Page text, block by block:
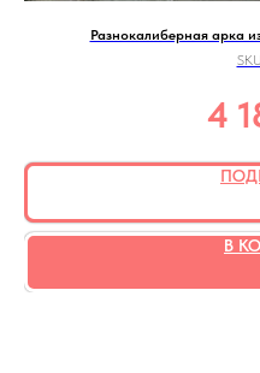
Разнокалиберная арка
4
В